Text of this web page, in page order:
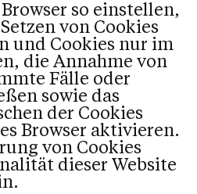
so einstellen,
von Cookies
und Cookies nur im
die Annahme von
Fälle oder
sowie das
der Cookies
Browser aktivieren.
von Cookies
dieser Website